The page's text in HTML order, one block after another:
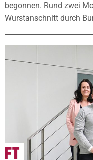
begonnen. Rund zwei
Wurstanschnitt durch